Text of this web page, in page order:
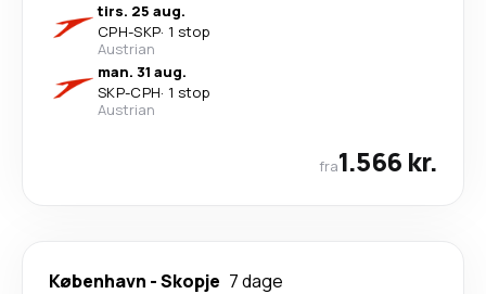
tirs. 25 aug.
CPH-SKP· 1 stop
Austrian
man. 31 aug.
SKP-CPH· 1 stop
Austrian
fra1.566 kr.
København -Skopje 7 dage